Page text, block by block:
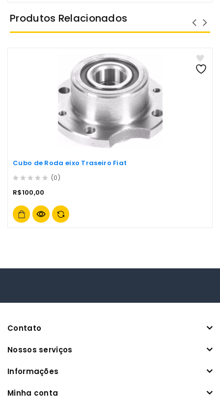
Produtos Relacionados
Cubo de Roda eixo Traseiro Fiat
out
5
(0)
R$100,00
Contato
Nossos serviços
Informações
Minha conta